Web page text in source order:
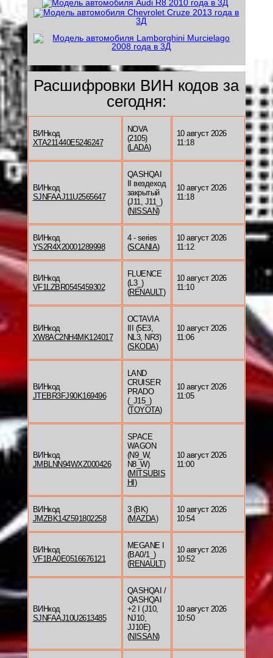
Расшифровки ВИН кодов за
сегодня:
ВИНкод
XTA211440E5246247
NOVA
(2105)
(LADA)
10 август 2026
11:18
ВИНкод
SJNFAAJ11U2565647
QASHQAI
II вездеход
закрытый
(J11, J11_)
(NISSAN)
10 август 2026
11:18
ВИНкод
YS2R4X20001289998
4 - series
(SCANIA)
10 август 2026
11:12
ВИНкод
VF1LZBR0545459302
FLUENCE
(L3_)
(RENAULT)
10 август 2026
11:10
ВИНкод
XW8AC2NH4MK124017
OCTAVIA
III (5E3,
NL3, NR3)
(SKODA)
10 август 2026
11:06
ВИНкод
JTEBR3FJ90K169496
LAND
CRUISER
PRADO
(_J15_)
(TOYOTA)
10 август 2026
11:05
ВИНкод
JMBLNN94WXZ000426
SPACE
WAGON
(N9_W,
N8_W)
(MITSUBIS
HI )
10 август 2026
11:00
ВИНкод
JMZBK14Z591802258
3 (BK)
(MAZDA)
10 август 2026
10:54
ВИНкод
VF1BA0E0516676121
MEGANE I
(BA0/1_)
(RENAULT)
10 август 2026
10:52
ВИНкод
SJNFAAJ10U2613485
QASHQAI /
QASHQAI
+2 I (J10,
NJ10,
JJ10E)
(NISSAN)
10 август 2026
10:50